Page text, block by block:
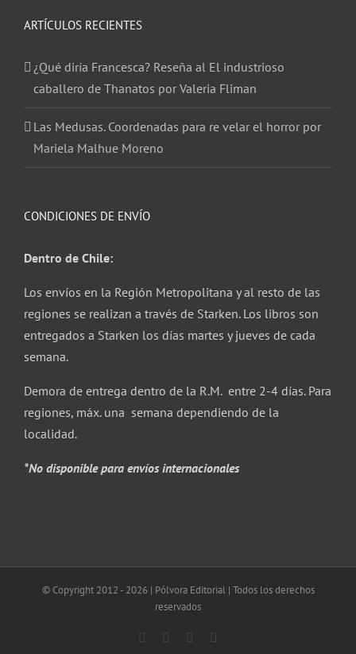
ARTÍCULOS RECIENTES
¿Qué diría Francesca? Reseña al El industrioso
caballero de Thanatos por Valeria Fliman
Las Medusas. Coordenadas para re velar el horror por
Mariela Malhue Moreno
CONDICIONES DE ENVÍO
Dentro de Chile:
Los envíos en la Región Metropolitana y al resto de las
regiones se realizan a través de Starken. Los libros son
entregados a Starken los días martes y jueves de cada
semana.
Demora de entrega dentro de la R.M. entre 2-4 días. Para
regiones, máx. una semana dependiendo de la
localidad.
*No disponible para envíos internacionales
© Copyright 2012 - 2026 | Pólvora Editorial | Todos los derechos
reservados
Facebook Instagram